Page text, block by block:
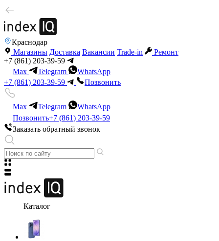
Краснодар
Магазины Доставка Вакансии Trade-in
Ремонт
+7 (861) 203-39-59
Max
Telegram
WhatsApp
+7 (861) 203-39-59
Позвонить
Max Telegram
WhatsApp
Позвонить+7 (861) 203-39-59
Заказать обратный звонок
Каталог